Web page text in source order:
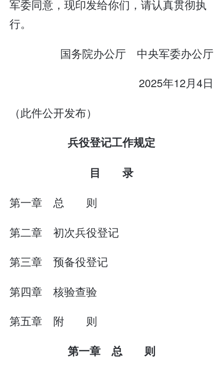
军委同意，现印发给你们，请认真贯彻执
行。
国务院办公厅 中央军委办公厅
2025年12月4日
（此件公开发布）
兵役登记工作规定
目 录
第一章 总 则
第二章 初次兵役登记
第三章 预备役登记
第四章 核验查验
第五章 附 则
第一章 总 则